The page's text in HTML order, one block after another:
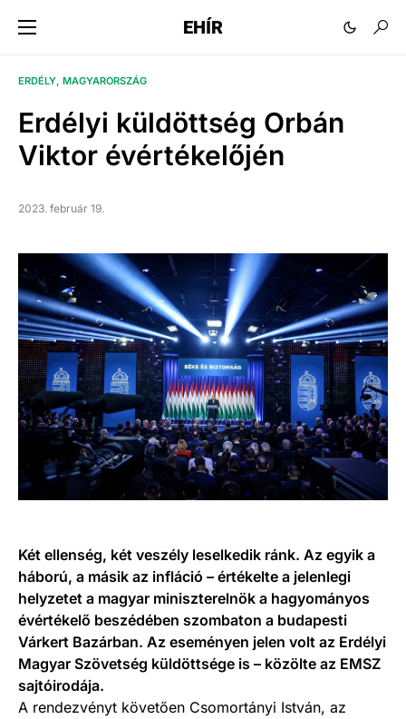
EHÍR
ERDÉLY MAGYARORSZÁG
Erdélyi küldöttség Orbán
Viktor évértékelőjén
2023. február 19.
Két ellenség, két veszély leselkedik ránk. Az egyik a
háború, a másik az infláció – értékelte a jelenlegi
helyzetet a magyar miniszterelnök a hagyományos
évértékelő beszédében szombaton a budapesti
Várkert Bazárban. Az eseményen jelen volt az Erdélyi
Magyar Szövetség küldöttsége is – közölte az EMSZ
sajtóirodája.
A rendezvényt követően Csomortányi István, az